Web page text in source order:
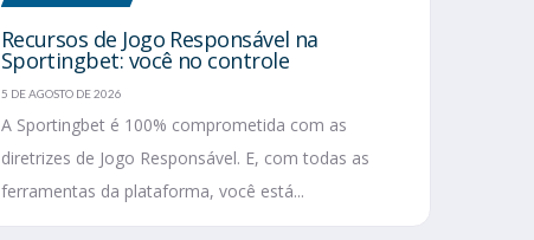
Recursos de Jogo Responsável na
Sportingbet: você no controle
5 DE AGOSTO DE 2026
A Sportingbet é 100% comprometida com as
diretrizes de Jogo Responsável. E, com todas as
ferramentas da plataforma, você está...